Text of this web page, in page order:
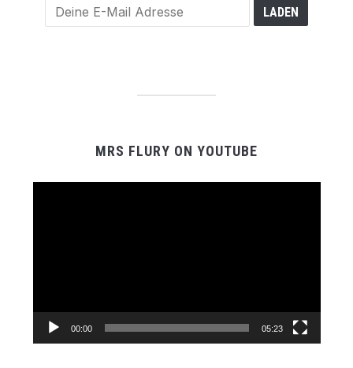
MRS FLURY ON YOUTUBE
00:00 05:23